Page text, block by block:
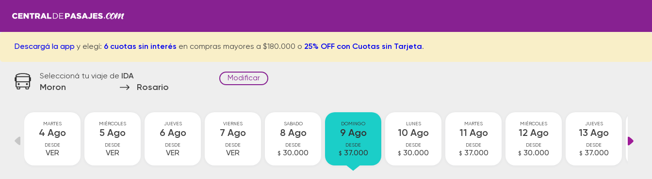
Descargá la app y elegí: 6 cuotas sin interés en compras mayores a $180.000 o 25% OFF con Cuotas sin Tarjeta.
Seleccioná tu viaje de IDA
Moron Rosario
Modificar
MARTES
4 Ago
DESDE
VER
MIÉRCOLES
5 Ago
DESDE
VER
JUEVES
6 Ago
DESDE
VER
VIERNES
7 Ago
DESDE
VER
SABADO
8 Ago
DESDE
$ 30.000
DOMINGO
9 Ago
DESDE
$ 37.000
LUNES
10 Ago
DESDE
$ 30.000
MARTES
11 Ago
DESDE
$ 37.000
MIÉRCOLES
12 Ago
DESDE
$ 30.000
JUEVES
13 Ago
DESDE
$ 37.000